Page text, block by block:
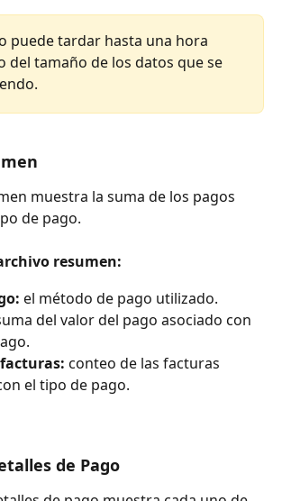
puede tardar hasta una hora
del tamaño de los datos que se
muestra la suma de los pagos
de pago.
resumen:
el método de pago utilizado.
del valor del pago asociado con
conteo de las facturas
el tipo de pago.
de Pago